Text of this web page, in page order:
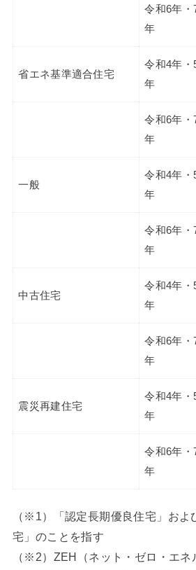
令和6年・
年
省エネ基準適合住宅
令和4年・
年
令和6年・
年
一般
令和4年・
年
令和6年・
年
中古住宅
令和4年・
年
令和6年・
年
震災再建住宅
令和4年・
年
令和6年・
年
（※1）「認定長期優良住宅」およ
宅」のことを指す
（※2）ZEH（ネット・ゼロ・エネ